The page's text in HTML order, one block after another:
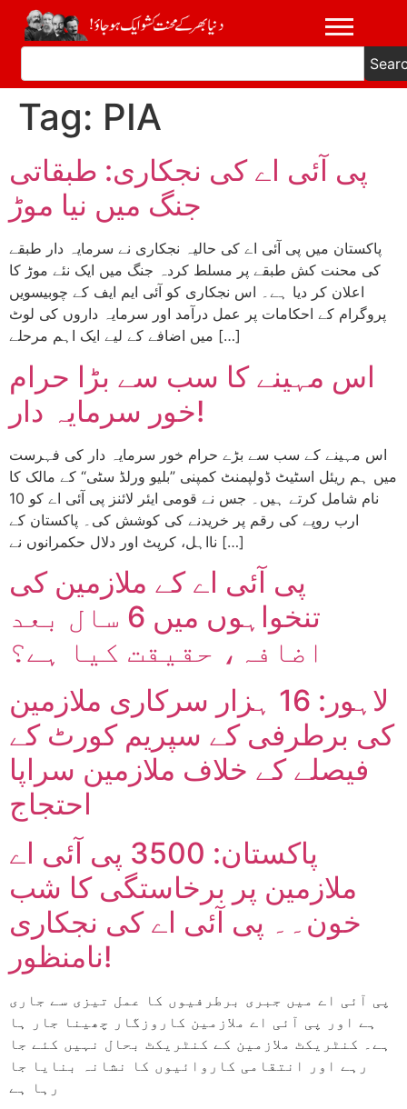
Tag: PIA
پی آئی اے کی نجکاری: طبقاتی
جنگ میں نیا موڑ
پاکستان میں پی آئی اے کی حالیہ نجکاری نے سرمایہ دار طبقے
کی محنت کش طبقے پر مسلط کردہ جنگ میں ایک نئے موڑ کا
اعلان کر دیا ہے۔ اس نجکاری کو آئی ایم ایف کے چوبیسویں
پروگرام کے احکامات پر عمل درآمد اور سرمایہ داروں کی لوٹ
میں اضافے کے لیے ایک اہم مرحلے […]
اس مہینے کا سب سے بڑا حرام
خور سرمایہ دار!
اس مہینے کے سب سے بڑے حرام خور سرمایہ دار کی فہرست
میں ہم ریئل اسٹیٹ ڈولپمنٹ کمپنی ”بلیو ورلڈ سٹی“ کے مالک کا
نام شامل کرتے ہیں۔ جس نے قومی ایئر لائنز پی آئی اے کو 10
ارب روپے کی رقم پر خریدنے کی کوشش کی۔ پاکستان کے
نااہل، کرپٹ اور دلال حکمرانوں نے […]
پی آئی اے کے ملازمین کی
تنخواہوں میں 6 سال بعد
اضافہ، حقیقت کیا ہے؟
لاہور: 16 ہزار سرکاری ملازمین
کی برطرفی کے سپریم کورٹ کے
فیصلے کے خلاف ملازمین سراپا
احتجاج
پاکستان: 3500 پی آئی اے
ملازمین پر برخاستگی کا شب
خون۔۔ پی آئی اے کی نجکاری
نامنظور!
پی آئی اے میں جبری برطرفیوں کا عمل تیزی سے جاری
ہے اور پی آئی اے ملازمین کاروزگار چھینا جار ہا
ہے۔ کنٹریکٹ ملازمین کے کنٹریکٹ بحال نہیں کئے جا
رہے اور انتقامی کاروائیوں کا نشانہ بنایا جا
رہا ہے